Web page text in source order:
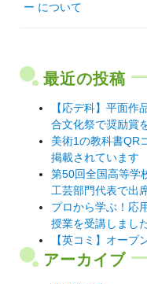
ー について
最近の投稿
【応デ科】平面
合文化祭で奨励賞
美術1の教科書QR
掲載されています
第50回全国高等学
工芸部門代表で出
プロから学ぶ！応
授業を受講しまし
【英コミ】オープ
アーカイブ